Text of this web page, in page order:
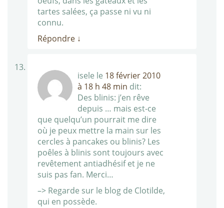
tartes salées, ça passe ni vu ni
connu.
Répondre ↓
isele le 18 février 2010
à 18 h 48 min dit:
Des blinis: j’en rêve
depuis … mais est-ce
que quelqu’un pourrait me dire
où je peux mettre la main sur les
cercles à pancakes ou blinis? Les
poêles à blinis sont toujours avec
revêtement antiadhésif et je ne
suis pas fan. Merci…
–> Regarde sur le blog de Clotilde,
qui en possède.